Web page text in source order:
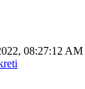
08:27:12 AM